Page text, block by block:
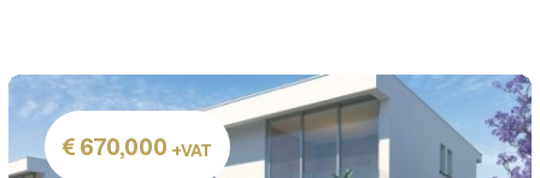
670,000 +VAT